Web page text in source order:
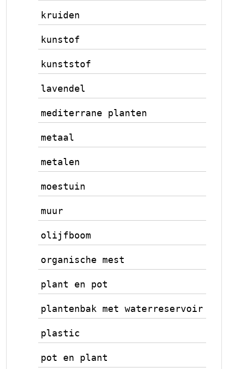
kruiden
kunstof
kunststof
lavendel
mediterrane planten
metaal
metalen
moestuin
muur
olijfboom
organische mest
plant en pot
plantenbak met waterreservoir
plastic
pot en plant